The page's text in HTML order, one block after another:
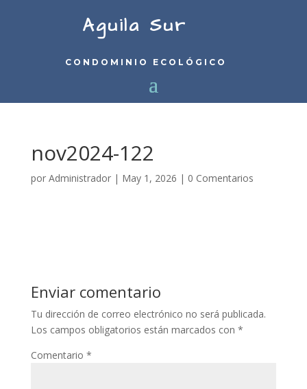
Aguila Sur
CONDOMINIO ECOLÓGICO
nov2024-122
por Administrador| May 1, 2026 | 0 Comentarios
Enviar comentario
Tu dirección de correo electrónico no será publicada.
Los campos obligatorios están marcados con *
Comentario *